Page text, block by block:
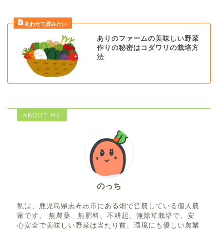
ありのファームの美味しい野菜
作りの秘密はコダワリの栽培方
法
ABOUT ME
のっち
私は、鹿児島県志布志市にある畑で営農している個人農
家です。 無農薬、無肥料、不耕起、無除草栽培で、安
心安全で美味しい野菜は当たり前、環境にも優しい農業